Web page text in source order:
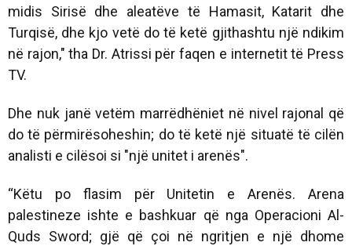
midis Sirisë dhe aleatëve të Hamasit, Katarit dhe
Turqisë, dhe kjo vetë do të ketë gjithashtu një ndikim
në rajon," tha Dr. Atrissi për faqen e internetit të Press
TV.
Dhe nuk janë vetëm marrëdhëniet në nivel rajonal që
do të përmirësoheshin; do të ketë një situatë të cilën
analisti e cilësoi si "një unitet i arenës".
“Këtu po flasim për Unitetin e Arenës. Arena
palestineze ishte e bashkuar që nga Operacioni Al-
Quds Sword; gjë që çoi në ngritjen e një dhome